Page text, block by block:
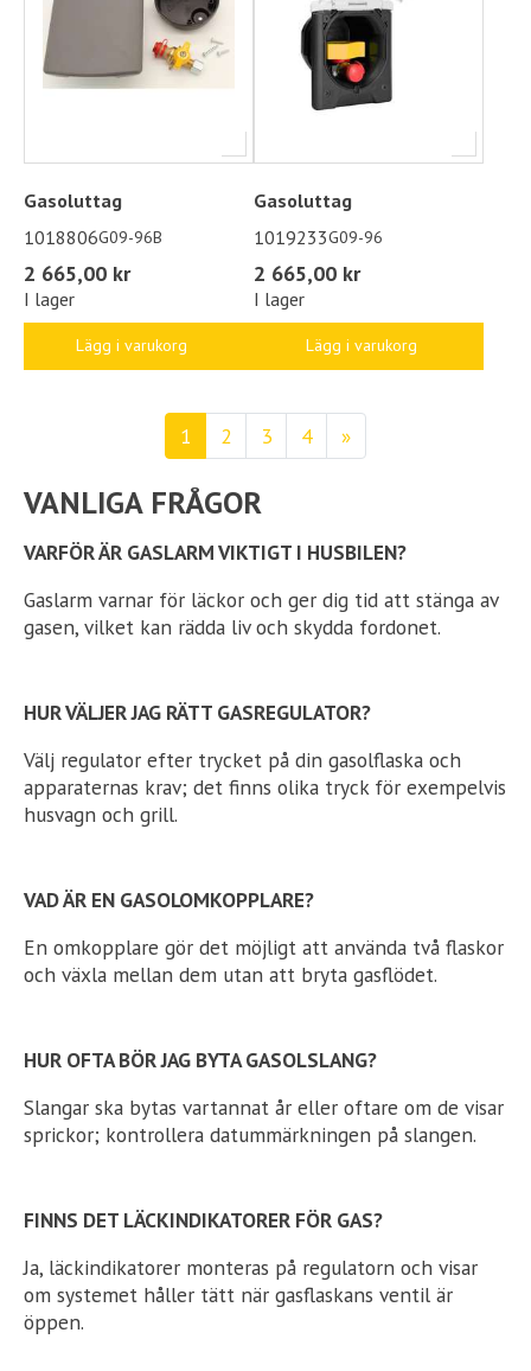
Gasoluttag
1018806G09-96B
2 665,00 kr
I lager
Lägg i varukorg
Gasoluttag
1019233G09-96
2 665,00 kr
I lager
Lägg i varukorg
1 2 3 4 »
VANLIGA FRÅGOR
VARFÖR ÄR GASLARM VIKTIGT I HUSBILEN?
Gaslarm varnar för läckor och ger dig tid att stänga av
gasen, vilket kan rädda liv och skydda fordonet.
HUR VÄLJER JAG RÄTT GASREGULATOR?
Välj regulator efter trycket på din gasolflaska och
apparaternas krav; det finns olika tryck för exempelvis
husvagn och grill.
VAD ÄR EN GASOLOMKOPPLARE?
En omkopplare gör det möjligt att använda två flaskor
och växla mellan dem utan att bryta gasflödet.
HUR OFTA BÖR JAG BYTA GASOLSLANG?
Slangar ska bytas vartannat år eller oftare om de visar
sprickor; kontrollera datummärkningen på slangen.
FINNS DET LÄCKINDIKATORER FÖR GAS?
Ja, läckindikatorer monteras på regulatorn och visar
om systemet håller tätt när gasflaskans ventil är
öppen.